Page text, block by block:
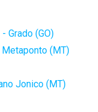
Grado (GO)
(MT)
Jonico (MT)